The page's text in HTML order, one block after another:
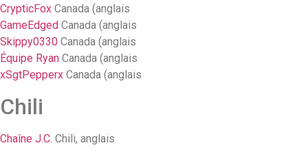
CrypticFox Canada (anglais
GameEdged Canada (anglais
Skippy0330 Canada (anglais
Équipe Ryan Canada (anglais
xSgtPepperx Canada (anglais
Chili
Chaîne J.C. Chili, anglais